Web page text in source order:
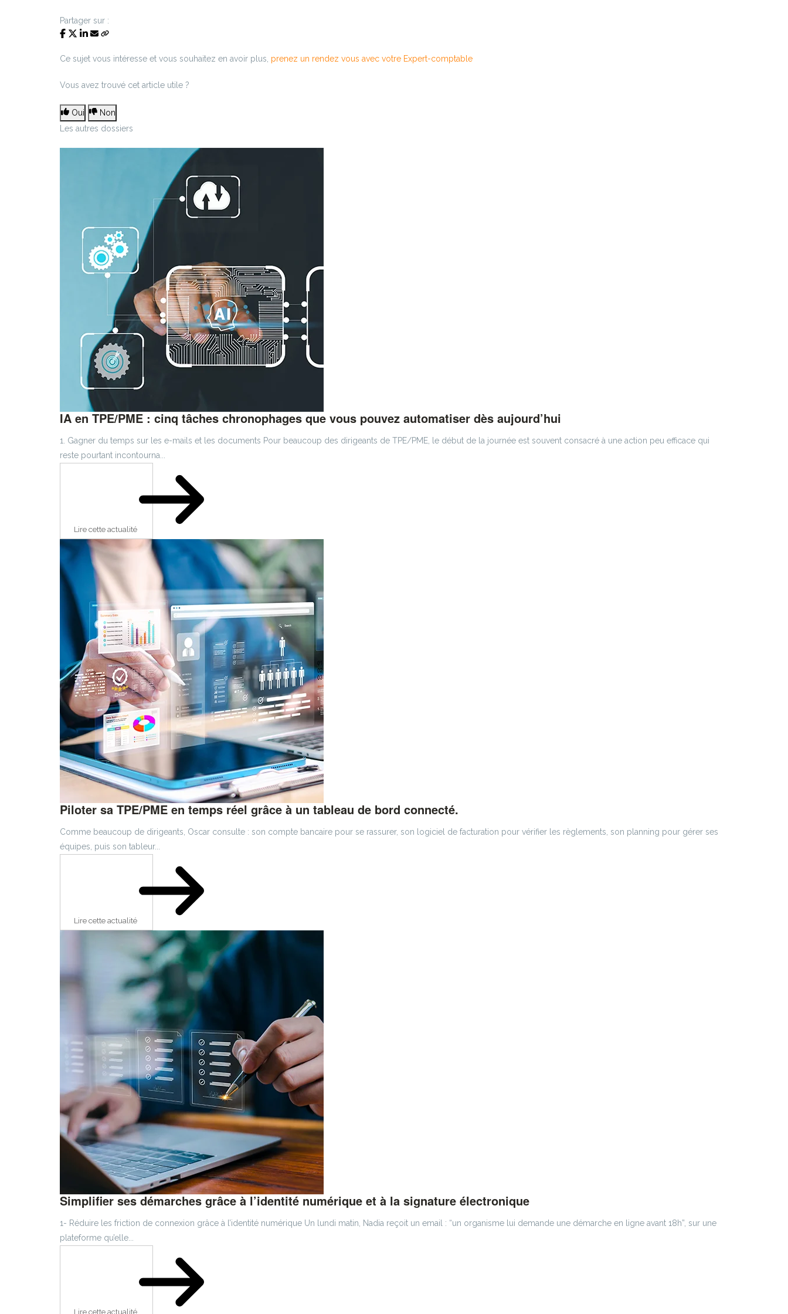
Partager sur :
Ce sujet vous intéresse et vous souhaitez en avoir plus, prenez un rendez vous avec votre Expert-comptable
Vous avez trouvé cet article utile ?
Oui
Non
Les autres dossiers
IA en TPE/PME : cinq tâches chronophages que vous pouvez automatiser dès aujourd’hui
1. Gagner du temps sur les e-mails et les documents Pour beaucoup des dirigeants de TPE/PME, le début de la journée est souvent consacré à une action peu efficace qui
reste pourtant incontourna...
Lire cette actualité
Piloter sa TPE/PME en temps réel grâce à un tableau de bord connecté.
Comme beaucoup de dirigeants, Oscar consulte : son compte bancaire pour se rassurer, son logiciel de facturation pour vérifier les règlements, son planning pour gérer ses
équipes, puis son tableur...
Lire cette actualité
Simplifier ses démarches grâce à l’identité numérique et à la signature électronique
1- Réduire les friction de connexion grâce à l’identité numérique Un lundi matin, Nadia reçoit un email : “un organisme lui demande une démarche en ligne avant 18h”, sur une
plateforme qu’elle...
Lire cette actualité